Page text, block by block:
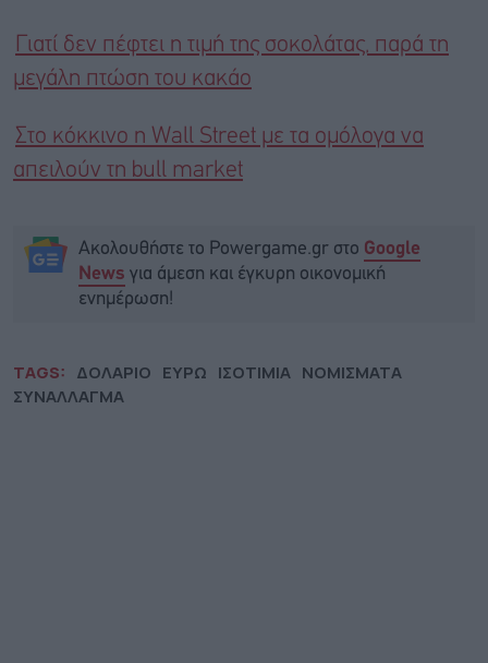
Γιατί δεν πέφτει η τιμή της σοκολάτας, παρά τη
μεγάλη πτώση του κακάο
Στο κόκκινο η Wall Street με τα ομόλογα να
απειλούν τη bull market
Ακολουθήστε το Powergame.gr στο Google
News για άμεση και έγκυρη οικονομική
ενημέρωση!
TAGS: ΔΟΛΑΡΙΟ ΕΥΡΩ ΙΣΟΤΙΜΙΑ ΝΟΜΙΣΜΑΤΑ
ΣΥΝΑΛΛΑΓΜΑ